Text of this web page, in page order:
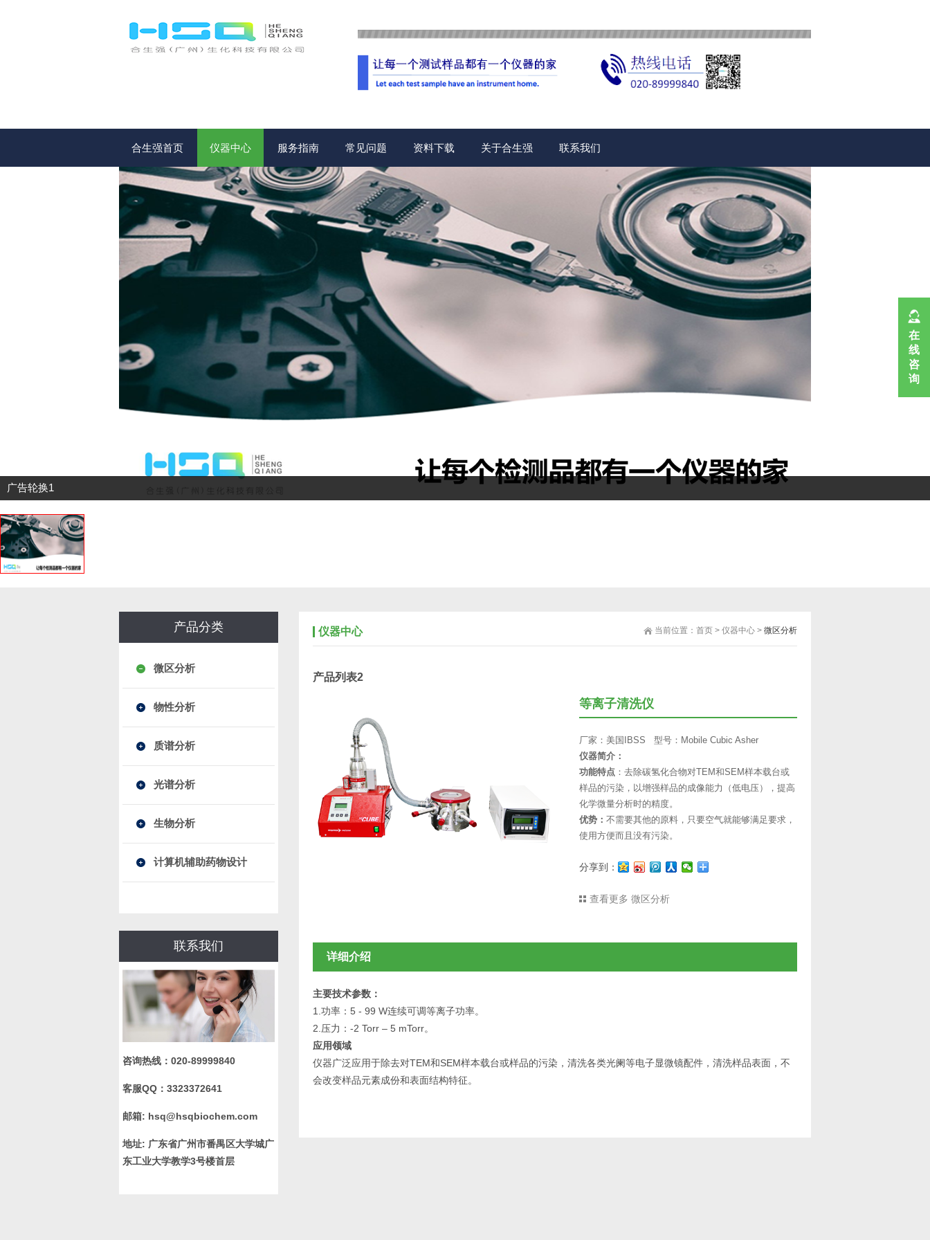
合生强首页 仪器中心 服务指南 常见问题 资料下载 关于合生强 联系我们
广告轮换1
当前位置： 首页 > 仪器中心 > 微区分析
仪器中心
产品列表2
等离子清洗仪
厂家：美国IBSS 型号：Mobile Cubic Asher
仪器简介：
功能特点 ：去除碳氢化合物对TEM和SEM样本载台或
样品的污染，以增强样品的成像能力（低电压），提高
化学微量分析时的精度。
优势： 不需要其他的原料，只要空气就能够满足要求，
使用方便而且没有污染。
分享到：
查看更多 微区分析
详细介绍
主要技术参数：
1.功率：5 - 99 W连续可调等离子功率。
2.压力：-2 Torr – 5 mTorr。
应用领域
仪器广泛应用于除去对TEM和SEM样本载台或样品的污染，清洗各类光阑等电子显微镜配件，清洗样品表面，不
会改变样品元素成份和表面结构特征。
产品分类
微区分析
物性分析
质谱分析
光谱分析
生物分析
计算机辅助药物设计
联系我们
咨询热线： 020-89999840
客服QQ： 3323372641
邮箱: hsq@hsqbiochem.com
地址: 广东省广州市番禺区大学城广
东工业大学教学3号楼首层
在
线
咨
询